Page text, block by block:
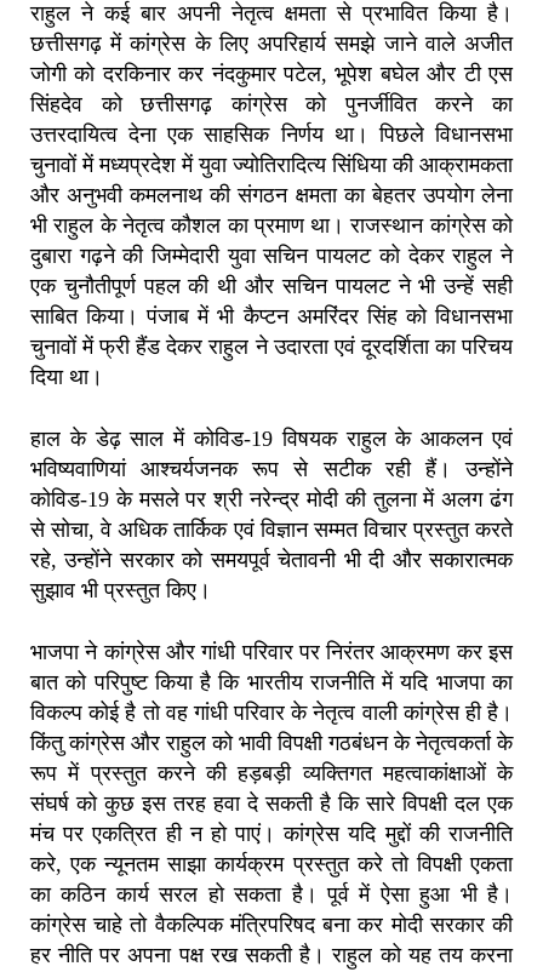
राहुल ने कई बार अपनी नेतृत्व क्षमता से प्रभावित किया है।
छत्तीसगढ़ में कांग्रेस के लिए अपरिहार्य समझे जाने वाले अजीत
जोगी को दरकिनार कर नंदकुमार पटेल, भूपेश बघेल और टी एस
सिंहदेव को छत्तीसगढ़ कांग्रेस को पुनर्जीवित करने का
उत्तरदायित्व देना एक साहसिक निर्णय था। पिछले विधानसभा
चुनावों में मध्यप्रदेश में युवा ज्योतिरादित्य सिंधिया की आक्रामकता
और अनुभवी कमलनाथ की संगठन क्षमता का बेहतर उपयोग लेना
भी राहुल के नेतृत्व कौशल का प्रमाण था। राजस्थान कांग्रेस को
दुबारा गढ़ने की जिम्मेदारी युवा सचिन पायलट को देकर राहुल ने
एक चुनौतीपूर्ण पहल की थी और सचिन पायलट ने भी उन्हें सही
साबित किया। पंजाब में भी कैप्टन अमरिंदर सिंह को विधानसभा
चुनावों में फ्री हैंड देकर राहुल ने उदारता एवं दूरदर्शिता का परिचय
दिया था।
हाल के डेढ़ साल में कोविड-19 विषयक राहुल के आकलन एवं
भविष्यवाणियां आश्चर्यजनक रूप से सटीक रही हैं। उन्होंने
कोविड-19 के मसले पर श्री नरेन्द्र मोदी की तुलना में अलग ढंग
से सोचा, वे अधिक तार्किक एवं विज्ञान सम्मत विचार प्रस्तुत करते
रहे, उन्होंने सरकार को समयपूर्व चेतावनी भी दी और सकारात्मक
सुझाव भी प्रस्तुत किए।
भाजपा ने कांग्रेस और गांधी परिवार पर निरंतर आक्रमण कर इस
बात को परिपुष्ट किया है कि भारतीय राजनीति में यदि भाजपा का
विकल्प कोई है तो वह गांधी परिवार के नेतृत्व वाली कांग्रेस ही है।
किंतु कांग्रेस और राहुल को भावी विपक्षी गठबंधन के नेतृत्वकर्ता के
रूप में प्रस्तुत करने की हड़बड़ी व्यक्तिगत महत्वाकांक्षाओं के
संघर्ष को कुछ इस तरह हवा दे सकती है कि सारे विपक्षी दल एक
मंच पर एकत्रित ही न हो पाएं। कांग्रेस यदि मुद्दों की राजनीति
करे, एक न्यूनतम साझा कार्यक्रम प्रस्तुत करे तो विपक्षी एकता
का कठिन कार्य सरल हो सकता है। पूर्व में ऐसा हुआ भी है।
कांग्रेस चाहे तो वैकल्पिक मंत्रिपरिषद बना कर मोदी सरकार की
हर नीति पर अपना पक्ष रख सकती है। राहुल को यह तय करना